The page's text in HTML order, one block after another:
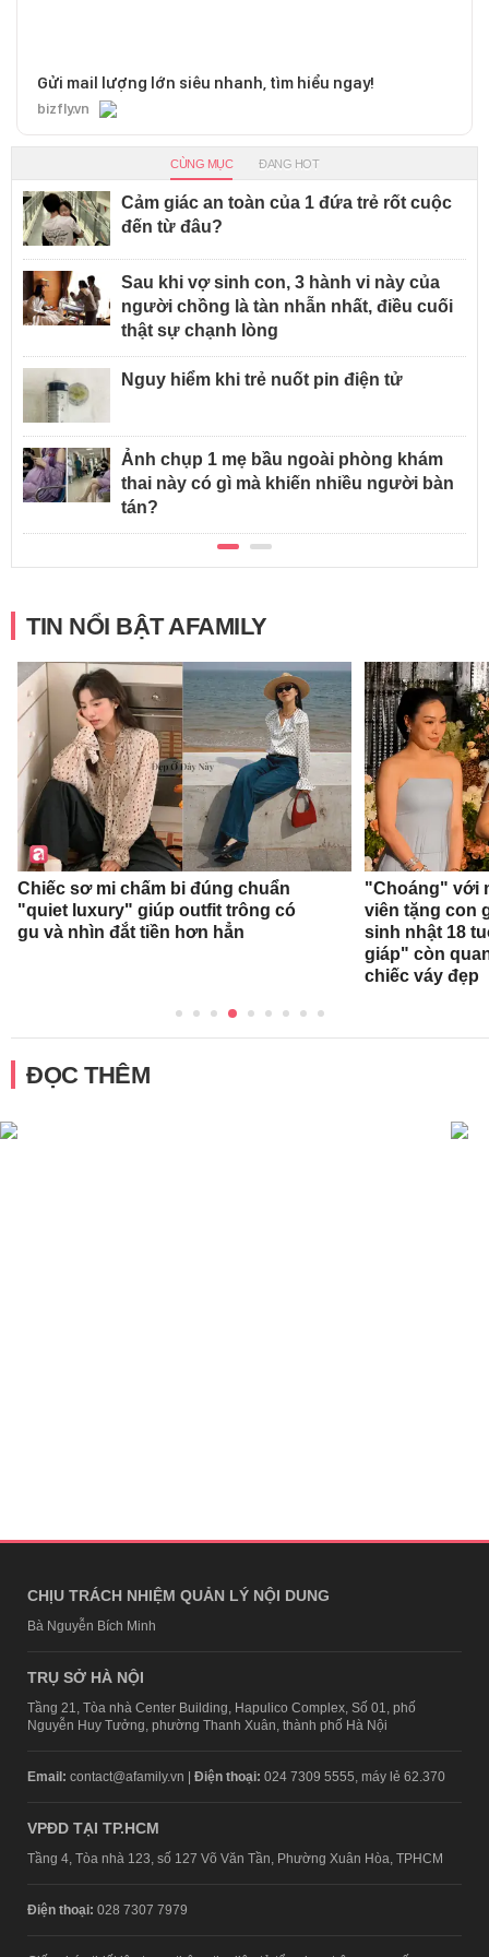
Gửi mail lượng lớn siêu nhanh, tìm hiểu ngay!
bizfly.vn
CÙNG MỤC ĐANG HOT
Cảm giác an toàn của 1 đứa trẻ rốt cuộc
đến từ đâu?
Sau khi vợ sinh con, 3 hành vi này của
người chồng là tàn nhẫn nhất, điều cuối
thật sự chạnh lòng
Nguy hiểm khi trẻ nuốt pin điện tử
Ảnh chụp 1 mẹ bầu ngoài phòng khám
thai này có gì mà khiến nhiều người bàn
tán?
TIN NỔI BẬT AFAMILY
Chiếc sơ mi chấm bi đúng chuẩn
"quiet luxury" giúp outfit trông có
gu và nhìn đắt tiền hơn hẳn
"Choáng" với
viên tặng con
sinh nhật 18
giáp" còn
chiếc váy đẹp
ĐỌC THÊM
CHỊU TRÁCH NHIỆM QUẢN LÝ NỘI DUNG
Bà Nguyễn Bích Minh
TRỤ SỞ HÀ NỘI
Tầng 21, Tòa nhà Center Building, Hapulico Complex, Số 01, phố
Nguyễn Huy Tưởng, phường Thanh Xuân, thành phố Hà Nội
Email: contact@afamily.vn | Điện thoại: 024 7309 5555, máy lẻ 62.370
VPĐD TẠI TP.HCM
Tầng 4, Tòa nhà 123, số 127 Võ Văn Tần, Phường Xuân Hòa, TPHCM
Điện thoại: 028 7307 7979